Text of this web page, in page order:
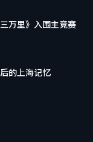
万里》入围主竞赛
的上海记忆